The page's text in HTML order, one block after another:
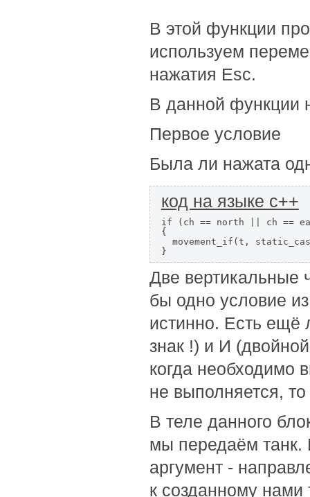
В этой функции
используем
нажатия Esc.
В данной функции
Первое условие
Была ли нажата
код на языке с++
if (ch == north || ch ==
{
movement_if(t,
}
Две вертикальные
бы одно условие
истинно. Есть ещё
знак !) и И
когда необходимо
не выполняется,
В теле данного
мы передаём танк.
аргумент -
к созданному